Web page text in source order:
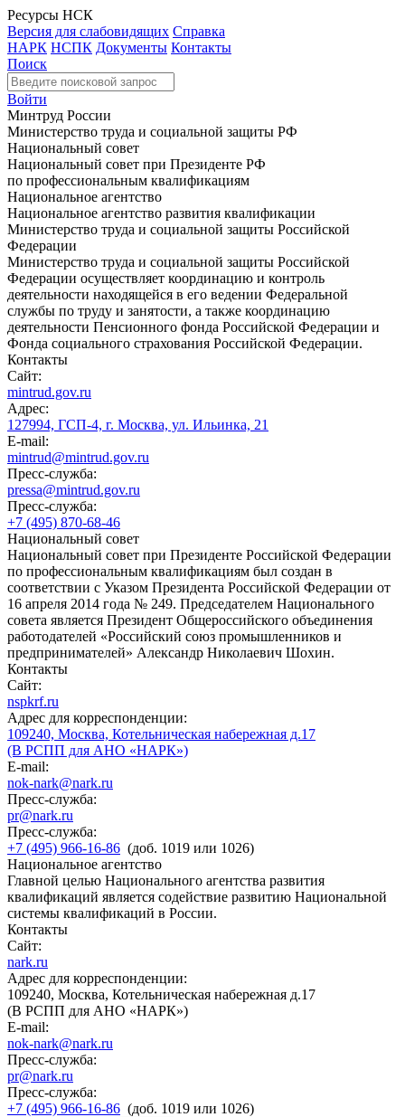
Ресурсы НСК
Версия для слабовидящих Справка
НАРК НСПК Документы Контакты
Поиск
Войти
Минтруд России
Министерство труда и социальной защиты РФ
Национальный совет
Национальный совет при Президенте РФ
по профессиональным квалификациям
Национальное агентство
Национальное агентство развития квалификации
Министерство труда и социальной защиты Российской
Федерации
Министерство труда и социальной защиты Российской
Федерации осуществляет координацию и контроль
деятельности находящейся в его ведении Федеральной
службы по труду и занятости, а также координацию
деятельности Пенсионного фонда Российской Федерации и
Фонда социального страхования Российской Федерации.
Контакты
Сайт:
mintrud.gov.ru
Адрес:
127994, ГСП-4, г. Москва, ул. Ильинка, 21
E-mail:
mintrud@mintrud.gov.ru
Пресс-служба:
pressa@mintrud.gov.ru
Пресс-служба:
+7 (495) 870-68-46
Национальный совет
Национальный совет при Президенте Российской Федерации
по профессиональным квалификациям был создан в
соответствии с Указом Президента Российской Федерации от
16 апреля 2014 года № 249. Председателем Национального
совета является Президент Общероссийского объединения
работодателей «Российский союз промышленников и
предпринимателей» Александр Николаевич Шохин.
Контакты
Сайт:
nspkrf.ru
Адрес для корреспонденции:
109240, Москва, Котельническая набережная д.17
(В РСПП для АНО «НАРК»)
E-mail:
nok-nark@nark.ru
Пресс-служба:
pr@nark.ru
Пресс-служба:
+7 (495) 966-16-86 (доб. 1019 или 1026)
Национальное агентство
Главной целью Национального агентства развития
квалификаций является содействие развитию Национальной
системы квалификаций в России.
Контакты
Сайт:
nark.ru
Адрес для корреспонденции:
109240, Москва, Котельническая набережная д.17
(В РСПП для АНО «НАРК»)
E-mail:
nok-nark@nark.ru
Пресс-служба:
pr@nark.ru
Пресс-служба:
+7 (495) 966-16-86 (доб. 1019 или 1026)